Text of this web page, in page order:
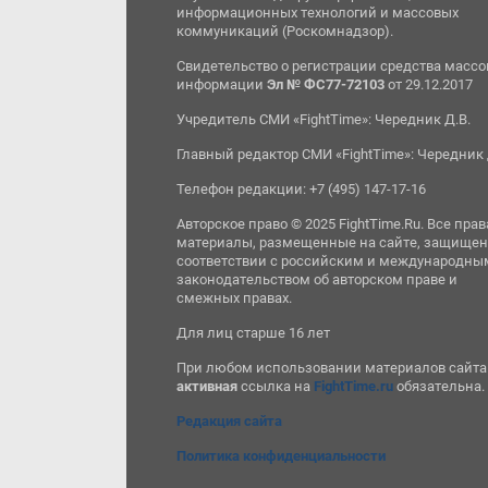
информационных технологий и массовых
коммуникаций (Роскомнадзор).
Свидетельство о регистрации средства
информацииЭл № ФС77-72103 от 29.12.2017
Учредитель СМИ «FightTime»: Чередник Д.В.
Главный редактор СМИ «FightTime»: Чередник
Телефон редакции: +7 (495) 147-17-16
Авторское право © 2025 FightTime.Ru. Все
материалы, размещенные на сайте,
соответствии с российским и
законодательством об авторском праве и
смежных правах.
Для лиц старше 16 лет
При любом использовании материалов сайта
активная ссылка на FightTime.ru обязательна.
Редакция сайта
Политика конфиденциальности